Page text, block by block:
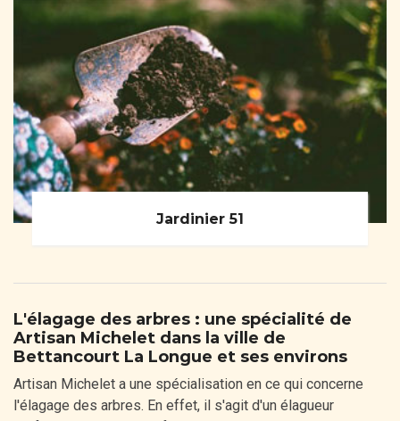
Jardinier 51
L'élagage des arbres : une spécialité de
Artisan Michelet dans la ville de
Bettancourt La Longue et ses environs
Artisan Michelet a une spécialisation en ce qui concerne
l'élagage des arbres. En effet, il s'agit d'un élagueur